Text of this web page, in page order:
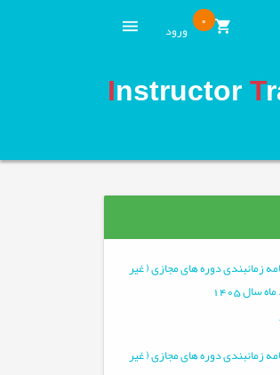
0 ورود
Instructor T
شماره 23-05 برنامه زمانبندی دوره های مجازی ( غیر
شماره 22-05 برنامه زمانبندی دوره های مجازی ( غیر